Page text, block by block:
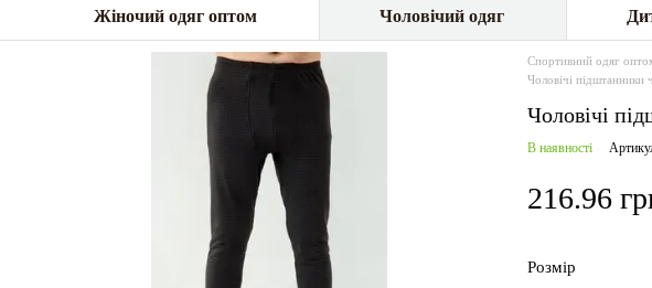
Жіночий одяг оптом Чоловічий одяг
Спортивний одяг
Чоловічі
Чоловічі
В наявності
216.96
Розмір